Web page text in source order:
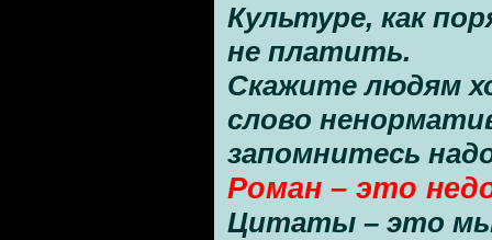
Культуре, как
не платить.
Скажите людям
слово
запомнитесь
Роман – это
Цитаты – это